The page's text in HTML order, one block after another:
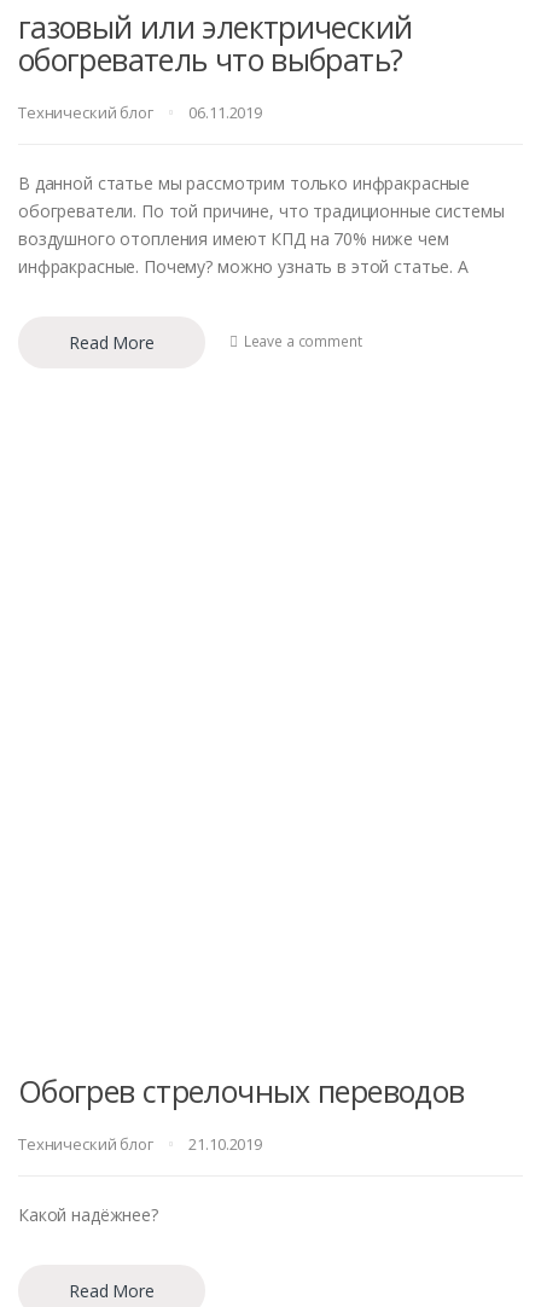
газовый или электрический
обогреватель что выбрать?
Технический блог 06.11.2019
В данной статье мы рассмотрим только инфракрасные
обогреватели. По той причине, что традиционные системы
воздушного отопления имеют КПД на 70% ниже чем
инфракрасные. Почему? можно узнать в этой статье. А
Read More Leave a comment
Обогрев стрелочных переводов
Технический блог 21.10.2019
Какой надёжнее?
Read More